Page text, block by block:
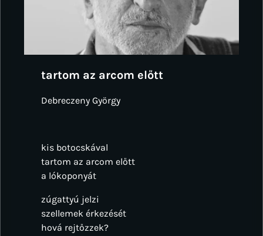
tartom az arcom előtt
Debreczeny György
kis botocskával
tartom az arcom előtt
a lókoponyát
zúgattyú jelzi
szellemek érkezését
hová rejtőzzek?